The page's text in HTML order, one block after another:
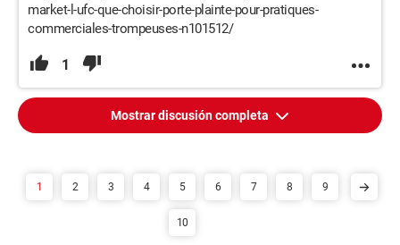
market-l-ufc-que-choisir-porte-plainte-pour-pratiques-
commerciales-trompeuses-n101512/
1
Mostrar discusión completa
1 2 3 4 5 6 7 8 9
10